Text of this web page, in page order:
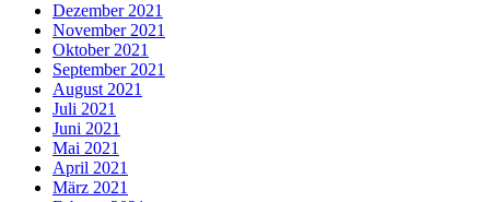
Dezember 2021
November 2021
Oktober 2021
September 2021
August 2021
Juli 2021
Juni 2021
Mai 2021
April 2021
März 2021